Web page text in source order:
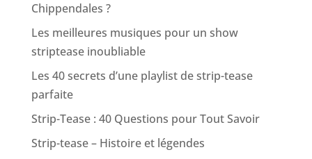
Chippendales ?
Les meilleures musiques pour un show
striptease inoubliable
Les 40 secrets d’une playlist de strip-tease
parfaite
Strip-Tease : 40 Questions pour Tout Savoir
Strip-tease – Histoire et légendes